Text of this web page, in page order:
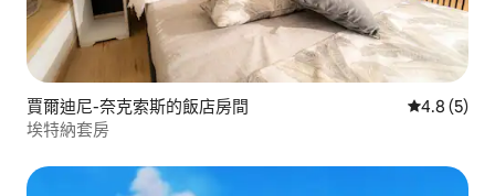
賈爾迪尼-奈克索斯的飯店房間 從 5 則評
4.8 (5)
埃特納套房